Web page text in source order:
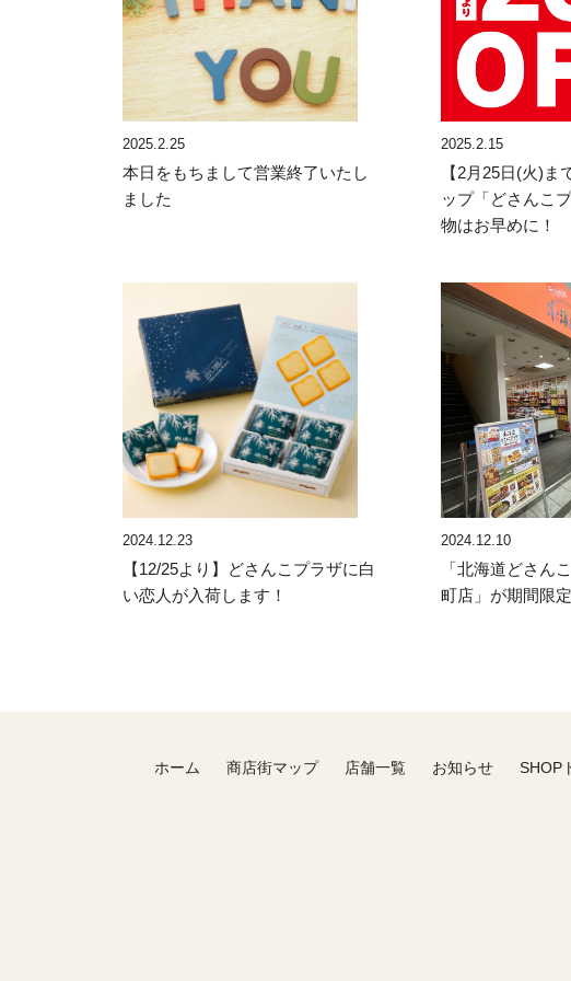
2025.2.25
本日をもちまして営業終了いたし
ました
2025.2.15
【2月25日(火)ま
ップ「どさんこ
物はお早めに！
2024.12.23
【12/25より】どさんこプラザに白
い恋人が入荷します！
2024.12.10
「北海道どさん
町店」が期間限
ホーム 商店街マップ 店舗一覧 お知らせ SHOP